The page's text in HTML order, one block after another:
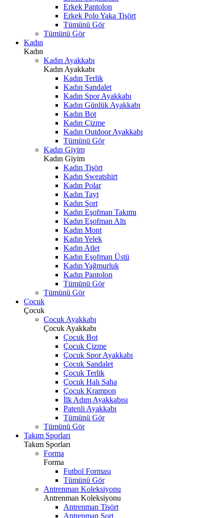
Erkek Pantolon
Erkek Polo Yaka Tişört
Tümünü Gör
Tümünü Gör
Kadın
Kadın
Kadın Ayakkabı
Kadın Ayakkabı
Kadın Terlik
Kadın Sandalet
Kadın Spor Ayakkabı
Kadın Günlük Ayakkabı
Kadın Bot
Kadın Çizme
Kadın Outdoor Ayakkabı
Tümünü Gör
Kadın Giyim
Kadın Giyim
Kadın Tişört
Kadın Sweatshirt
Kadın Polar
Kadın Tayt
Kadın Şort
Kadın Eşofman Takımı
Kadın Eşofman Altı
Kadın Mont
Kadın Yelek
Kadın Atlet
Kadın Eşofman Üstü
Kadın Yağmurluk
Kadın Pantolon
Tümünü Gör
Tümünü Gör
Çocuk
Çocuk
Çocuk Ayakkabı
Çocuk Ayakkabı
Çocuk Bot
Çocuk Çizme
Çocuk Spor Ayakkabı
Çocuk Sandalet
Çocuk Terlik
Çocuk Halı Saha
Çocuk Krampon
İlk Adım Ayakkabısı
Patenli Ayakkabı
Tümünü Gör
Tümünü Gör
Takım Sporları
Takım Sporları
Forma
Forma
Futbol Forması
Tümünü Gör
Antrenman Koleksiyonu
Antrenman Koleksiyonu
Antrenman Tişört
Antrenman Şort